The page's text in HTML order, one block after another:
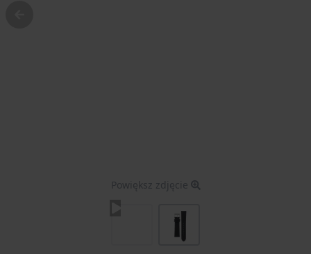
Powiększ zdjęcie